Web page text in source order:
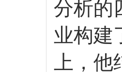
分析的
业构建
上，